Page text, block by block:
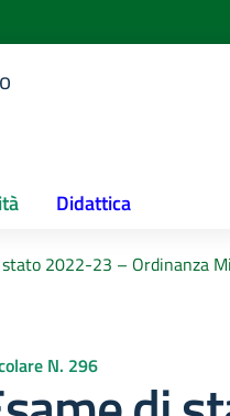
Didattica
stato 2022-23 – Ordinanza
N. 296